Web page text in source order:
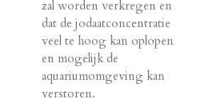
zal worden verkregen en
dat de jodaatconcentratie
veel te hoog kan oplopen
en mogelijk de
aquariumomgeving kan
verstoren.